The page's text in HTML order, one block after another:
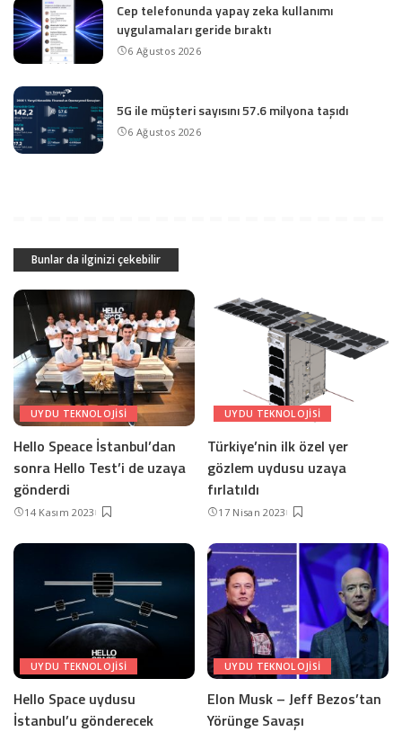
Cep telefonunda yapay zeka kullanımı
uygulamaları geride bıraktı
6 Ağustos 2026
5G ile müşteri sayısını 57.6 milyona taşıdı
6 Ağustos 2026
Bunlar da ilginizi çekebilir
UYDU TEKNOLOJISI
Hello Speace İstanbul’dan
sonra Hello Test’i de uzaya
gönderdi
14 Kasım 2023
UYDU TEKNOLOJISI
Türkiye’nin ilk özel yer
gözlem uydusu uzaya
fırlatıldı
17 Nisan 2023
UYDU TEKNOLOJISI
Hello Space uydusu
İstanbul’u gönderecek
UYDU TEKNOLOJISI
Elon Musk – Jeff Bezos’tan
Yörünge Savaşı